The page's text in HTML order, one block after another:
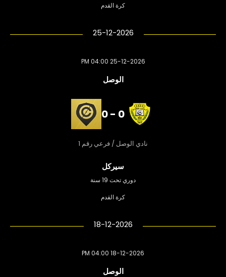
كرة القدم
25-12-2026
25-12-2026 04:00 PM
الوصل
0 - 0
نادي الوصل / فرعي رقم 1
كرة القدم
دوري تحت 19 سنة
سيركل
18-12-2026
18-12-2026 04:00 PM
الوصل